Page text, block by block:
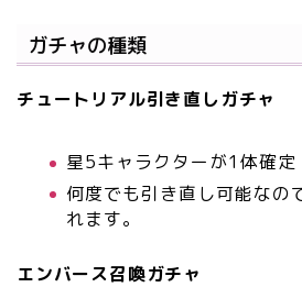
ガチャの種類
チュートリアル引き直しガチャ
星5キャラクターが1体確定
何度でも引き直し可能なの
れます。
エンバース召喚ガチャ